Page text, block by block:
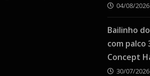
04/08/2026
Bailinho
com palco
Concept
30/07/2026